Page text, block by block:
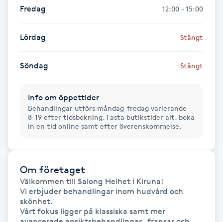
Hudföryngring
Huduppstramning
Hyaluronsyra
Hyperhidros
Fredag 12:00 - 15:00
Lördag Stängt
Söndag Stängt
Info om öppettider
Behandlingar utförs måndag-fredag varierande
8-19 efter tidsbokning. Fasta butikstider alt. boka
in en tid online samt efter överenskommelse.
Om företaget
Välkommen till Salong Helhet i Kiruna!
Vi erbjuder behandlingar inom hudvård och
skönhet.
Vårt fokus ligger på klassiska samt mer